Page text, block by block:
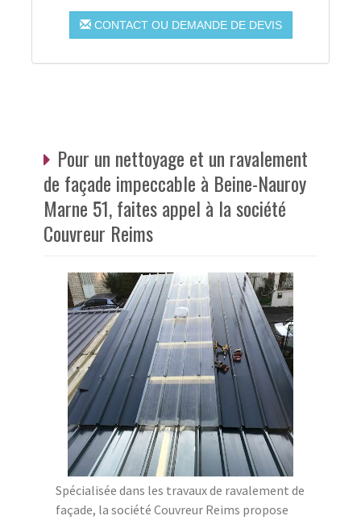
CONTACT OU DEMANDE DE DEVIS
Pour un nettoyage et un ravalement
de façade impeccable à Beine-Nauroy
Marne 51, faites appel à la société
Couvreur Reims
Spécialisée dans les travaux de ravalement de
façade, la société Couvreur Reims propose